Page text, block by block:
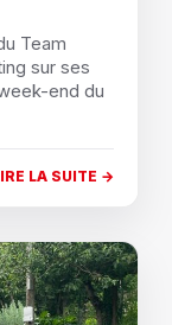
Team
sur ses
end du
LA SUITE →